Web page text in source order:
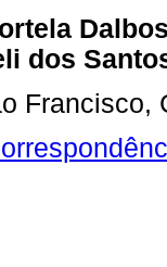
dos
Francisco,